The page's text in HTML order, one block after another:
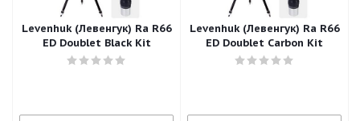
Levenhuk (Левенгук) Ra R66
ED Doublet Black Kit
Levenhuk (Левенгук) Ra R66
ED Doublet Carbon Kit